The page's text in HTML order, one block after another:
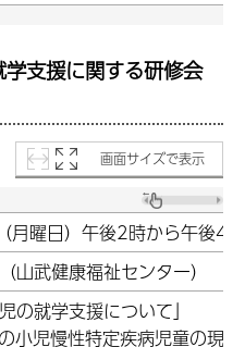
支援に関する研修会
画面サイズで表示
月曜日）午後2時から午後4
山武健康福祉センター） 3
就学支援について」
小児慢性特定疾病児童の現状